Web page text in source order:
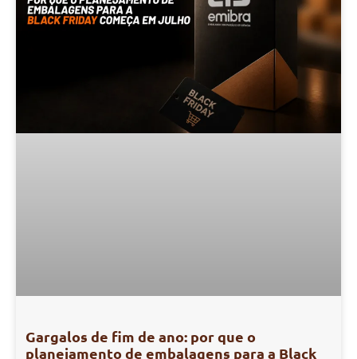
Gargalos de fim de ano: por que o
planejamento de embalagens para a Black